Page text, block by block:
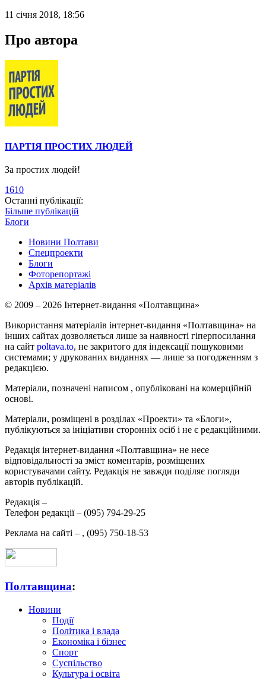
11 січня 2018, 18:56
Про автора
ПАРТІЯ ПРОСТИХ ЛЮДЕЙ
За простих людей!
1610
Останні публікації:
Більше публікацій
Блоги
Новини Полтави
Спецпроекти
Блоги
Фоторепортажі
Архів матеріалів
© 2009 – 2026 Інтернет-видання «Полтавщина»
Використання матеріалів інтернет-видання «Полтавщина» на
інших сайтах дозволяється лише за наявності гіперпосилання
на сайт poltava.to, не закритого для індексації пошуковими
системами; у друкованих виданнях — лише за погодженням з
редакцією.
Матеріали, позначені написом , опубліковані на комерційній
основі.
Матеріали, розміщені в розділах «Проекти» та «Блоги»,
публікуються за ініціативи сторонніх осіб і не є редакційними.
Редакція інтернет-видання «Полтавщина» не несе
відповідальності за зміст коментарів, розміщених
користувачами сайту. Редакція не завжди поділяє погляди
авторів публікацій.
Редакція –
Телефон редакції – (095) 794-29-25
Реклама на сайті – , (095) 750-18-53
Полтавщина:
Новини
Події
Політика і влада
Економіка і бізнес
Спорт
Суспільство
Культура і освіта